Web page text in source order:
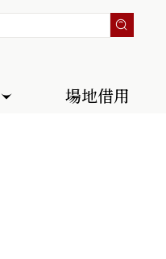
場地借用